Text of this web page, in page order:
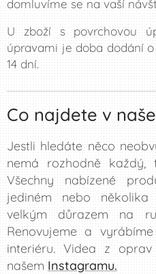
domluvíme se na vaší
U zboží s povrchovou
úpravami je doba dodání
14 dní.
Co najdete v
Jestli hledáte něco
nemá rozhodně
Všechny nabízené
jediném nebo několika
velkým důrazem na
Renovujeme a
interiéru. Videa z
našemInstagramu.